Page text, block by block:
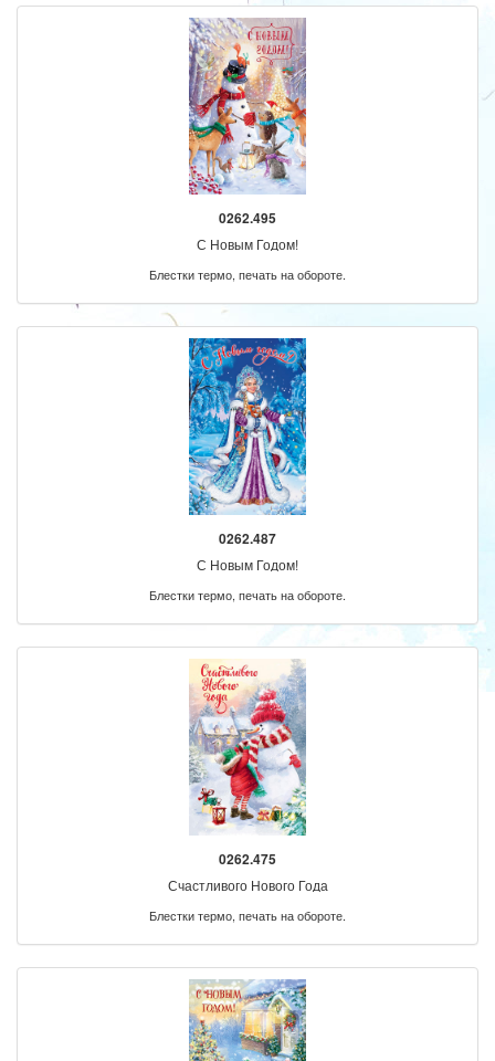
0262.495
С Новым Годом!
Блестки термо, печать на обороте.
0262.487
С Новым Годом!
Блестки термо, печать на обороте.
0262.475
Счастливого Нового Года
Блестки термо, печать на обороте.